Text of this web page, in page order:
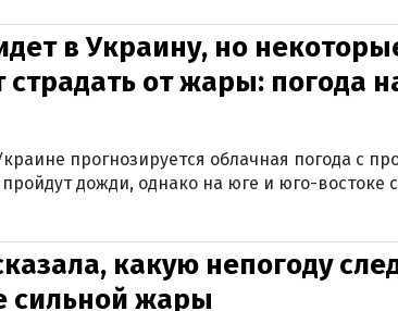
в Украину, но
страдать от жары: погода
прогнозируется облачная погода с
дожди, однако на юге и юго-востоке
какую непогоду
сильной жары